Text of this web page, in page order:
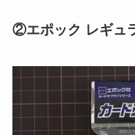
②エポック レギュ